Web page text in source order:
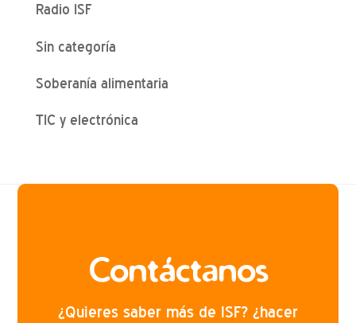
Radio ISF
Sin categoría
Soberanía alimentaria
TIC y electrónica
Contáctanos
¿Quieres saber más de ISF? ¿hacer